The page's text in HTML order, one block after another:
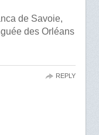
de Savoie,
des Orléans
REPLY